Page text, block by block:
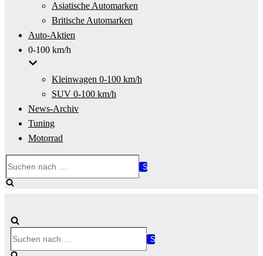
Asiatische Automarken
Britische Automarken
Auto-Aktien
0-100 km/h
Kleinwagen 0-100 km/h
SUV 0-100 km/h
News-Archiv
Tuning
Motorrad
nach …
nach …